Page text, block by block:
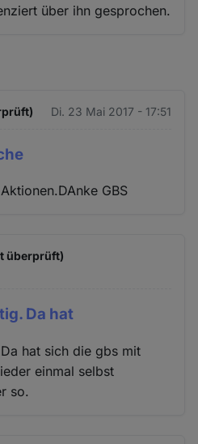
über ihn gesprochen.
Di. 23 Mai 2017 - 17:51
GBS
überprüft)
Da hat
hat sich die gbs mit
einmal selbst
so.